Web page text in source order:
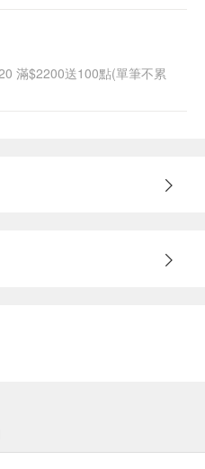
滿$2200送100點(單筆不累